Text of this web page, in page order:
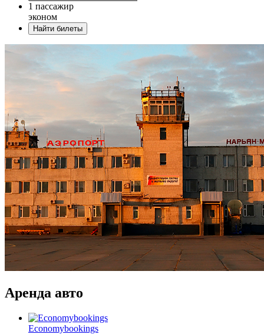
1 пассажир
эконом
Найти билеты
Аренда авто
Economybookings